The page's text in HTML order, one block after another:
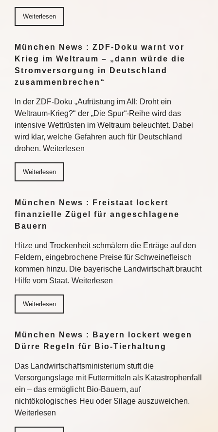
Weiterlesen
München News : ZDF-Doku warnt vor
Krieg im Weltraum – „dann würde die
Stromversorgung in Deutschland
zusammenbrechen“
In der ZDF-Doku „Aufrüstung im All: Droht ein
Weltraum-Krieg?“ der „Die Spur“-Reihe wird das
intensive Wettrüsten im Weltraum beleuchtet. Dabei
wird klar, welche Gefahren auch für Deutschland
drohen. Weiterlesen
Weiterlesen
München News : Freistaat lockert
finanzielle Zügel für angeschlagene
Bauern
Hitze und Trockenheit schmälern die Erträge auf den
Feldern, eingebrochene Preise für Schweinefleisch
kommen hinzu. Die bayerische Landwirtschaft braucht
Hilfe vom Staat. Weiterlesen
Weiterlesen
München News : Bayern lockert wegen
Dürre Regeln für Bio-Tierhaltung
Das Landwirtschaftsministerium stuft die
Versorgungslage mit Futtermitteln als Katastrophenfall
ein – das ermöglicht Bio-Bauern, auf
nichtökologisches Heu oder Silage auszuweichen.
Weiterlesen